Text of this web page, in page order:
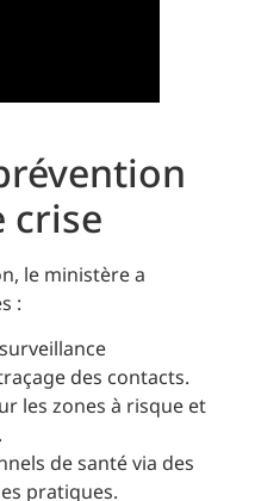
crise
le ministère a
:
des contacts.
les zones à risque et
de santé via des
pratiques.